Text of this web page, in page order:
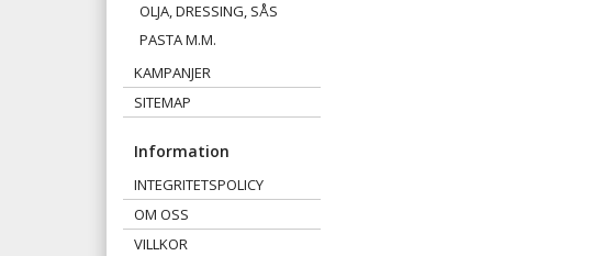
OLJA, DRESSING, SÅS
PASTA M.M.
KAMPANJER
SITEMAP
Information
INTEGRITETSPOLICY
OM OSS
VILLKOR